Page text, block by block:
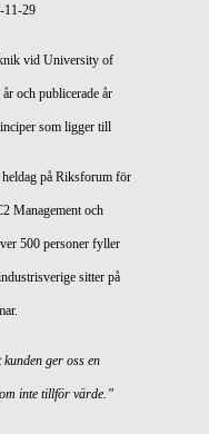
11-29
vid University of
och publicerade år
som ligger till
på Riksforum för
Management och
500 personer fyller
sitter på
ger oss en
inte tillför värde.”